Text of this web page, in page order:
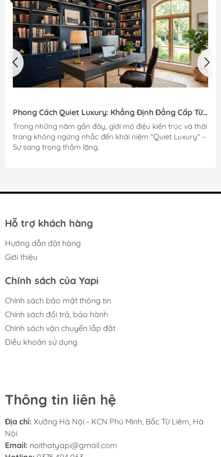
Phong Cách Quiet Luxury: Khẳng Định Đẳng Cấp Từ
Những Bề Mặt Đơn Sắc
Trong những năm gần đây, giới mộ điệu kiến trúc và thời
trang không ngừng nhắc đến khái niệm "Quiet Luxury" –
Sự sang trọng thầm lặng.
Hỗ trợ khách hàng
Hướng dẫn đặt hàng
Giới thiệu
Chính sách của Yapi
Chính sách bảo mật thông tin
Chính sách đổi trả, bảo hành
Chính sách vận chuyển lắp đặt
Điều khoản sử dụng
Thông tin liên hệ
Địa chỉ: Xưởng Hà Nội - KCN Phú Minh, Bắc Từ Liêm, Hà
Nội
Email: noithatyapi@gmail.com